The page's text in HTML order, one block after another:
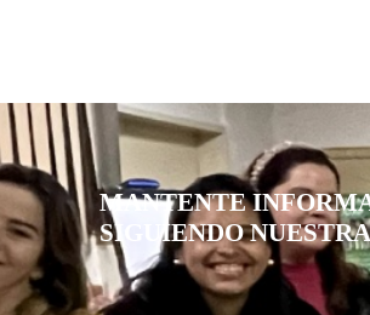
MANTENTE
SIGUIENDO